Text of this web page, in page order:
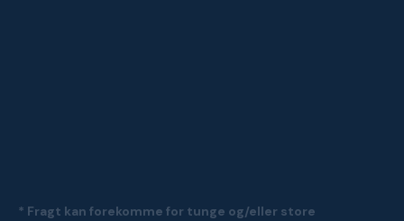
* Fragt kan forekomme for tunge og/eller store